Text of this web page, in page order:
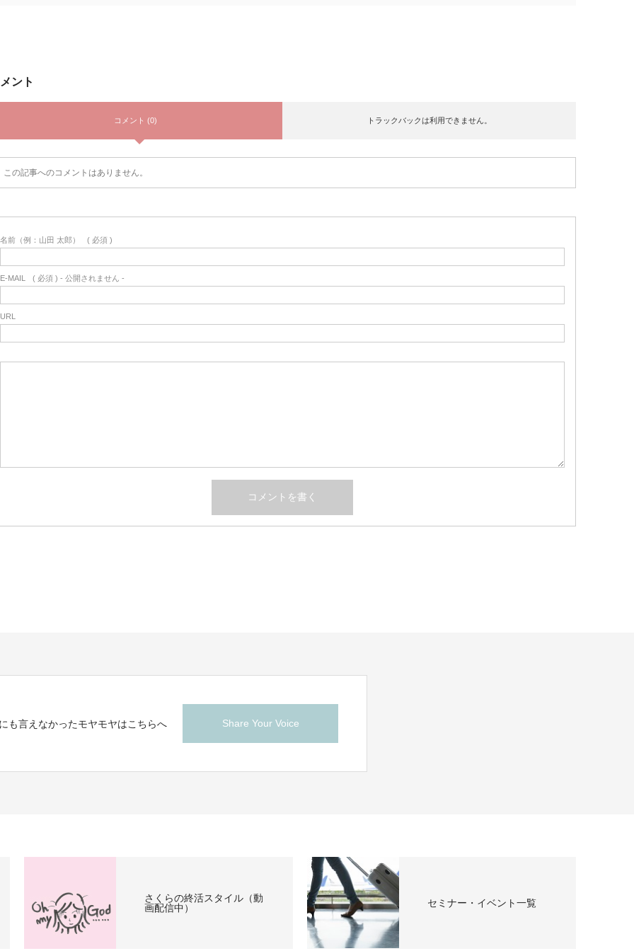
ント
コメント (0) トラックバックは利用できません。
この記事へのコメントはありません。
名前（例：山田 太郎） ( 必須 )
E-MAIL ( 必須 ) - 公開されません -
URL
も言えなかったモヤモヤはこちらへ Share Your Voice
さくらの終活スタイル（動
画配信中）
セミナー・イベント一覧